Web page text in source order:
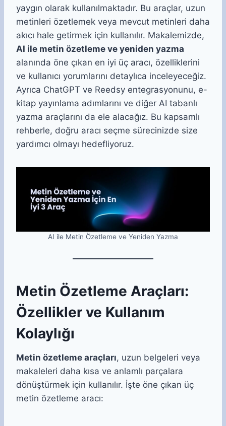
yaygın olarak kullanılmaktadır. Bu araçlar, uzun
metinleri özetlemek veya mevcut metinleri daha
akıcı hale getirmek için kullanılır. Makalemizde,
AI ile metin özetleme ve yeniden yazma
alanında öne çıkan en iyi üç aracı, özelliklerini
ve kullanıcı yorumlarını detaylıca inceleyeceğiz.
Ayrıca ChatGPT ve Reedsy entegrasyonunu, e-
kitap yayınlama adımlarını ve diğer AI tabanlı
yazma araçlarını da ele alacağız. Bu kapsamlı
rehberle, doğru aracı seçme sürecinizde size
yardımcı olmayı hedefliyoruz.
AI ile Metin Özetleme ve Yeniden Yazma
Metin Özetleme Araçları:
Özellikler ve Kullanım
Kolaylığı
Metin özetleme araçları, uzun belgeleri veya
makaleleri daha kısa ve anlamlı parçalara
dönüştürmek için kullanılır. İşte öne çıkan üç
metin özetleme aracı: